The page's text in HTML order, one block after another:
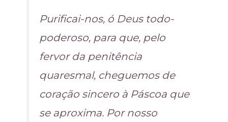
Purificai-nos, ó Deus todo-
poderoso, para que, pelo
fervor da penitência
quaresmal, cheguemos de
coração sincero à Páscoa que
se aproxima. Por nosso